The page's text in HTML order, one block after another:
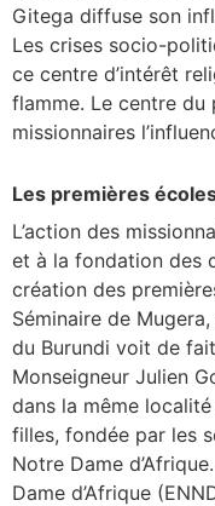
Gitega diffuse son
Les crises socio-
ce centre d’intérêt
flamme. Le centre du
missionnaires
Les premières
L’action des
et à la fondation des
création des
Séminaire de
du Burundi voit de
Monseigneur Julien
dans la même
filles, fondée par les
Notre Dame
Dame d’Afrique